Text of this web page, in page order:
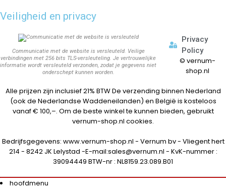
Veiligheid en privacy
Communicatie met de website is versleuteld. Veilige
verbindingen met 256 bits TLS-versleuteling. Je vertrouwelijke
informatie wordt versleuteld verzonden, zodat je gegevens niet
onderschept kunnen worden.
Privacy
Policy
© vernum-
shop.nl
Alle prijzen zijn inclusief 21% BTW De verzending binnen Nederland
(ook de Nederlandse Waddeneilanden) en België is kosteloos
vanaf € 100,–. Om de beste winkel te kunnen bieden, gebruikt
vernum-shop.nl cookies.
Bedrijfsgegevens: www.vernum-shop.nl - Vernum bv - Vliegent hert
214 - 8242 JK Lelystad -E-mail:sales@vernum.nl - KvK-nummer :
39094449 BTW-nr : NL8159.23.089.B01
hoofdmenu